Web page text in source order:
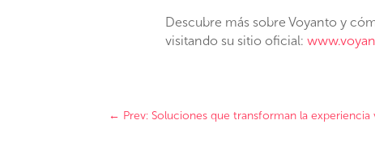
Descubre más sobre Voyanto y
visitando su sitio oficial:
← Prev: Soluciones que transforman la experiencia